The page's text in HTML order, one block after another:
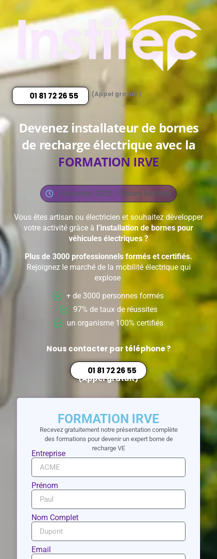
01 81 72 26 55 (Appel gratuit)
Devenez installateur de bornes
de recharge électrique avec la
FORMATION IRVE
Formation 2025 : Places limitées
Vous êtes artisan ou électricien et souhaitez développer
votre activité grâce à l’installation de bornes pour
véhicules électriques ?
Plus de 3000 professionnels formés et certifiés.
Rejoignez le marché de la mobilité électrique qui
explose
+ de 3000 personnes formés
97% de taux de réussites
un organisme 100% certifiés
Nous contacter par téléphone ?
01 81 72 26 55
(Appel gratuit)
FORMATION IRVE
Recevez gratuitement notre présentation complète
des formations pour devenir un expert borne de
recharge VE
Entreprise
Prénom
Nom Complet
Email